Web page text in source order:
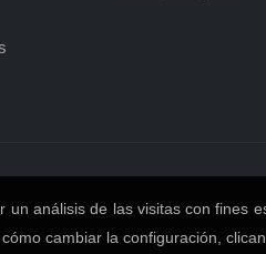
un análisis de las visitas con fines
cómo cambiar la configuración,